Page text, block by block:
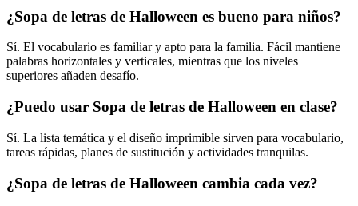
¿Sopa de letras de Halloween es bueno para niños?
Sí. El vocabulario es familiar y apto para la familia. Fácil mantiene
palabras horizontales y verticales, mientras que los niveles
superiores añaden desafío.
¿Puedo usar Sopa de letras de Halloween en clase?
Sí. La lista temática y el diseño imprimible sirven para vocabulario,
tareas rápidas, planes de sustitución y actividades tranquilas.
¿Sopa de letras de Halloween cambia cada vez?